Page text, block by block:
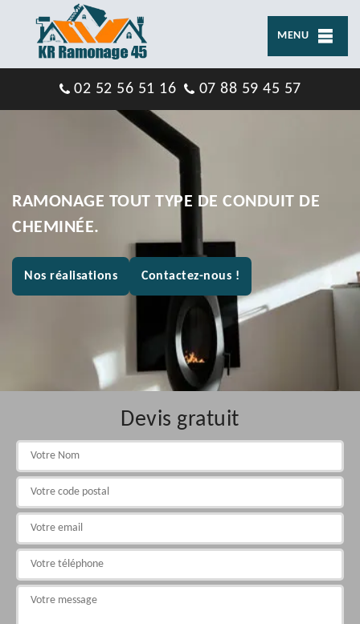
MENU
02 52 56 51 16 07 88 59 45 57
RAMONAGE TOUT TYPE DE CONDUIT DE
CHEMINÉE.
Nos réalisations Contactez-nous !
Devis gratuit